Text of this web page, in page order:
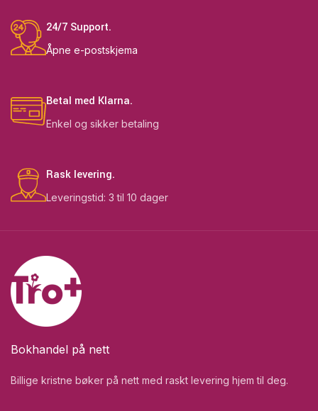
24/7 Support.
Åpne e-postskjema
Betal med Klarna.
Enkel og sikker betaling
Rask levering.
Leveringstid: 3 til 10 dager
Bokhandel på nett
Billige kristne bøker på nett med raskt levering hjem til deg.